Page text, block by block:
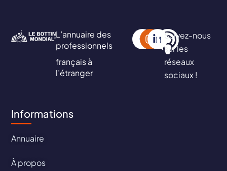
L’annuaire des
professionnels
français à
l’étranger
Suivez-nous
sur les
réseaux
sociaux !
Informations
Annuaire
À propos